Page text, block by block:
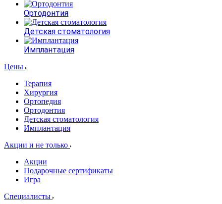
Ортодонтия
Детская стоматология
Имплантация
Цены
Терапия
Хирургия
Ортопедия
Ортодонтия
Детская стоматология
Имплантация
Акции и не только
Акции
Подарочные сертификаты
Игра
Специалисты